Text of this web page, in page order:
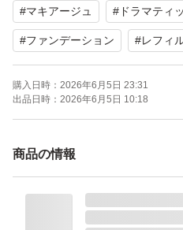
【状態】未使用
【タイプ】パウダーファンデ
よろしくお願いいたします。
#マキアージュ # ドラマティ
#ファンデーション #レフィ
購入日時： 2026年6月5日 23:31
出品日時： 2026年6月5日 10:18
商品の情報